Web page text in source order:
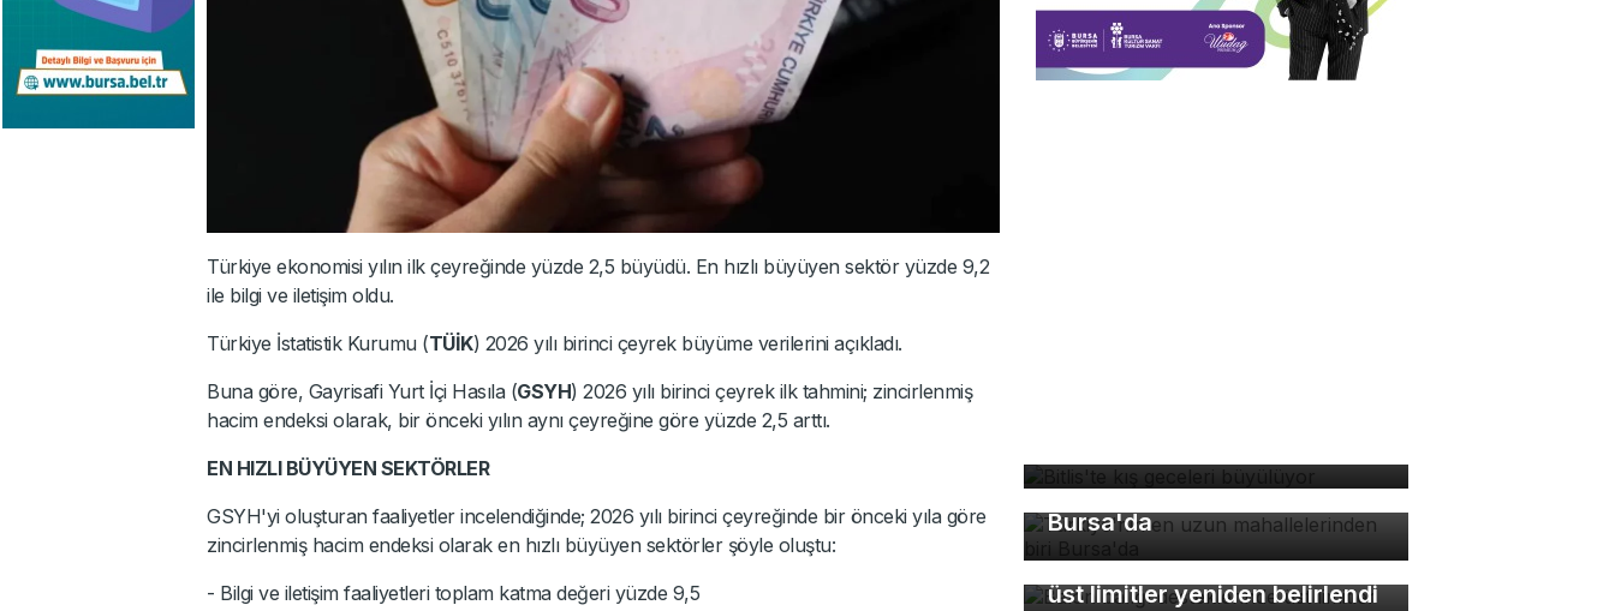
Türkiye ekonomisi yılın ilk çeyreğinde yüzde 2,5 büyüdü. En hızlı büyüyen sektör yüzde 9,2
ile bilgi ve iletişim oldu.
Türkiye İstatistik Kurumu (TÜİK) 2026 yılı birinci çeyrek büyüme verilerini açıkladı.
Buna göre, Gayrisafi Yurt İçi Hasıla (GSYH) 2026 yılı birinci çeyrek ilk tahmini; zincirlenmiş
hacim endeksi olarak, bir önceki yılın aynı çeyreğine göre yüzde 2,5 arttı.
EN HIZLI BÜYÜYEN SEKTÖRLER
GSYH'yi oluşturan faaliyetler incelendiğinde; 2026 yılı birinci çeyreğinde bir önceki yıla göre
zincirlenmiş hacim endeksi olarak en hızlı büyüyen sektörler şöyle oluştu:
- Bilgi ve iletişim faaliyetleri toplam katma değeri yüzde 9,5
Türkiye'nin en uzun
mahallelerinden biri
Bursa'da
Balon balığı desteklerinde
üst limitler yeniden belirlendi